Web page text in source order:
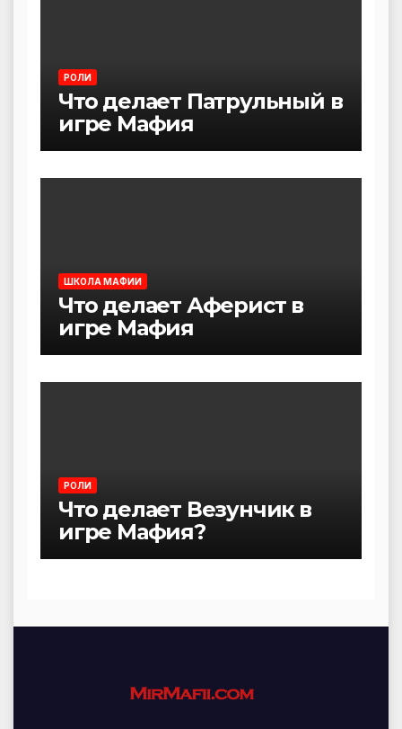
РОЛИ
Что делает Патрульный в
игре Мафия
ШКОЛА МАФИИ
Что делает Аферист в
игре Мафия
РОЛИ
Что делает Везунчик в
игре Мафия?